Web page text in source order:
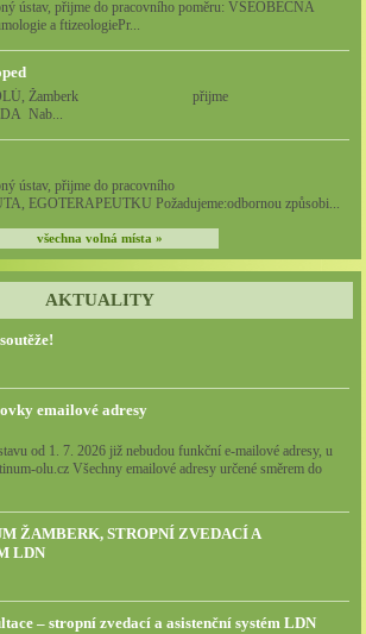
ústav, přijme do pracovního poměru: VŠEOBECNÁ
a ftizeologiePr...
Žamberk přijme
Nab...
ústav, přijme do pracovního
EGOTERAPEUTKU Požadujeme:odbornou způsobi...
všechna volná místa »
AKTUALITY
emailové adresy
od 1. 7. 2026 již nebudou funkční e-mailové adresy, u
olu.cz Všechny emailové adresy určené směrem do
ŽAMBERK, STROPNÍ ZVEDACÍ A
LDN
– stropní zvedací a asistenční systém LDN